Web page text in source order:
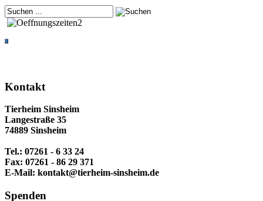
Kontakt
Tierheim Sinsheim
Langestraße 35
74889 Sinsheim
Tel.: 07261 - 6 33 24
Fax: 07261 - 86 29 371
E-Mail: kontakt@tierheim-sinsheim.de
Spenden